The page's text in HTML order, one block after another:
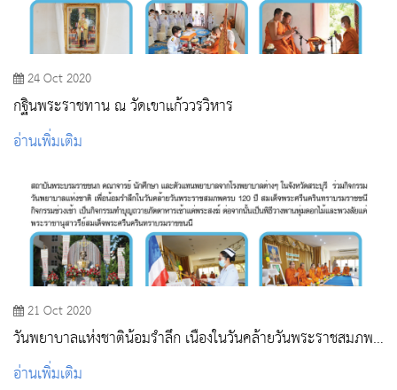
24 Oct 2020
กฐินพระราชทาน ณ วัดเขาแก้ววรวิหาร
อ่านเพิ่มเติม
21 Oct 2020
วันพยาบาลแห่งชาติน้อมรําลึก เนื่องในวันคล้ายวันพระราชสมภพ
ครบ 120 ปี สมเด็จพระศรีนครินทราบรมราชชนนี
อ่านเพิ่มเติม